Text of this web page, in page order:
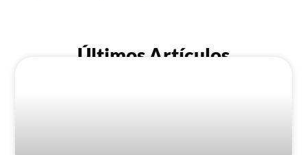
Últimos Artículos